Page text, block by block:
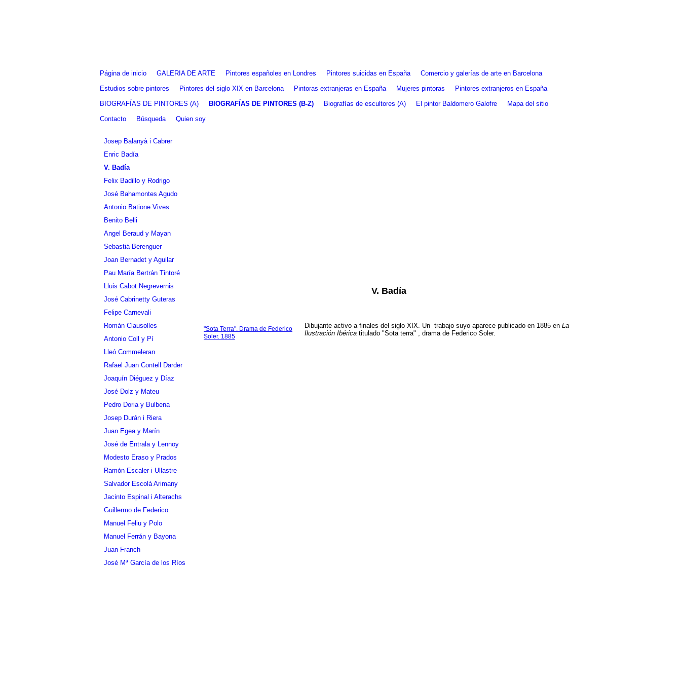
Página de inicio GALERIA DE ARTE Pintores españoles en Londres Pintores suicidas en España
Comercio y galerías de arte en Barcelona
Estudios sobre pintores
Pintores del siglo XIX en Barcelona Pintoras extranjeras en España Mujeres pintoras
Pintores extranjeros en España
BIOGRAFÍAS DE PINTORES (A)
BIOGRAFÍAS DE PINTORES (B-Z) Biografías de escultores (A) El pintor Baldomero Galofre
Mapa del sitio
Contacto
Búsqueda Quien soy
Josep Balanyà i Cabrer
Enric Badía
V. Badía
Felix Badillo y Rodrigo
José Bahamontes Agudo
Antonio Batione Vives
Benito Belli
Angel Beraud y Mayan
Sebastiá Berenguer
Joan Bernadet y Aguilar
Pau María Bertrán Tintoré
Lluis Cabot Negrevernis
José Cabrinetty Guteras
Felipe Carnevali
Román Clausolles
Antonio Coll y Pí
Lleó Commeleran
Rafael Juan Contell Darder
Joaquín Diéguez y Díaz
José Dolz y Mateu
Pedro Doria y Bulbena
Josep Durán i Riera
Juan Egea y Marín
José de Entrala y Lennoy
Modesto Eraso y Prados
Ramón Escaler i Ullastre
Salvador Escolá Arimany
Jacinto Espinal i Alterachs
Guillermo de Federico
Manuel Feliu y Polo
Manuel Ferrán y Bayona
Juan Franch
José Mª García de los Ríos
V. Badía
"Sota Terra". Drama de Federico
Soler. 1885
Dibujante activo a finales del siglo XIX. Un trabajo suyo aparece publicado en 1885 en La
Ilustración Ibéricatitulado "Sota terra" , drama de Federico Soler.